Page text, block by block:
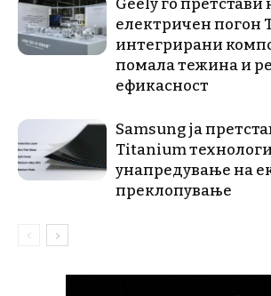
Geely го претстави
електричен погон
интегрирани
помала тежина и
ефикасност
Samsung ја
Titanium
унапредување на
преклопување